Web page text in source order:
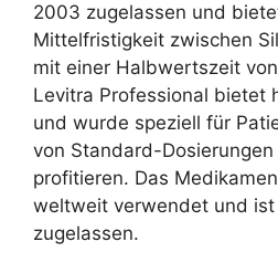
2003 zugelassen und
Mittelfristigkeit zwischen
mit einer Halbwertszeit
Levitra Professional bietet
und wurde speziell für
von Standard-
profitieren. Das
weltweit verwendet und
zugelassen.